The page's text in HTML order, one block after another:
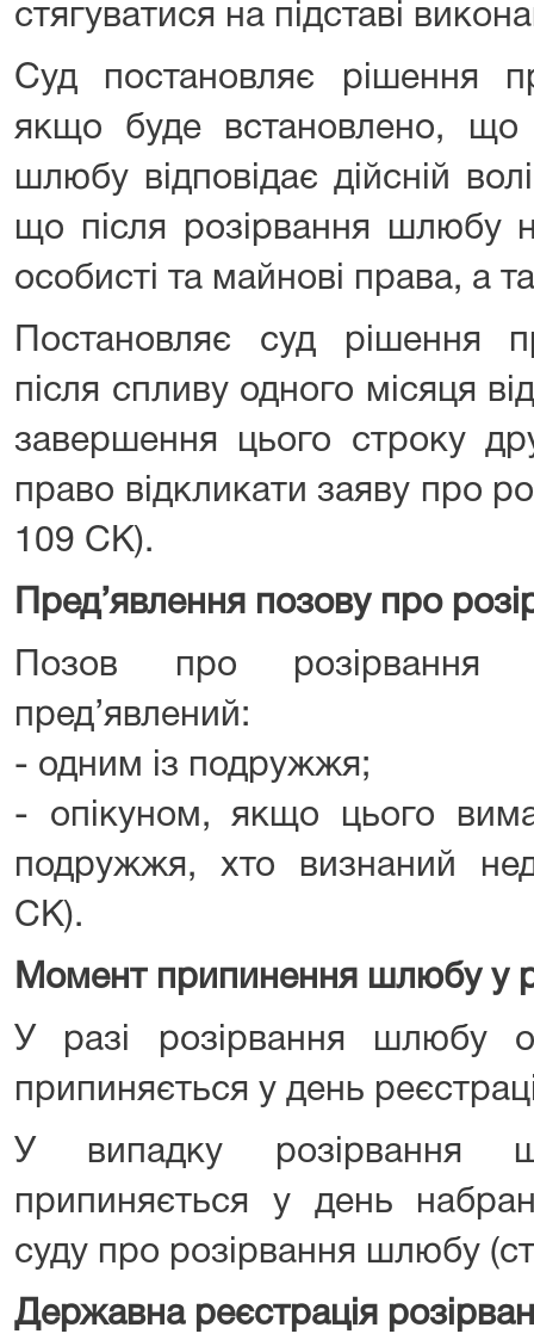
стягуватися на підставі
Суд постановляє рішення
якщо буде встановлено, що
шлюбу відповідає дійсній
що після розірвання шлюбу
особисті та майнові права, а
Постановляє суд рішення
після спливу одного місяця
завершення цього строку
право відкликати заяву про
109 СК).
Пред’явлення позову про
Позов про
пред’явлений:
- одним із подружжя;
- опікуном, якщо цього
подружжя, хто визнаний
СК).
Момент припинення шлюбу у
У разі розірвання
припиняється у день
У випадку
припиняється у день
суду про розірвання шлюбу
Державна реєстрація